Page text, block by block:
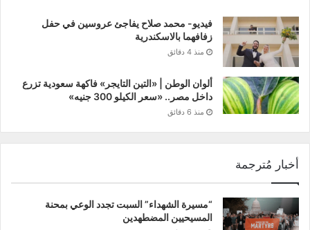
فيديو- محمد صلاح يفاجئ عروسين في حفل
زفافهما بالاسكندرية
منذ 4 دقائق
ألوان الوطن | «التين التايجر» فاكهة سعودية تزرع
داخل مصر.. «سعر الكيلو 300 جنيه»
منذ 6 دقائق
أخبار مُترجمة
“مسيرة الشهداء” السبت تجدد الوعي بمحنة
المسيحيين المضطهدين